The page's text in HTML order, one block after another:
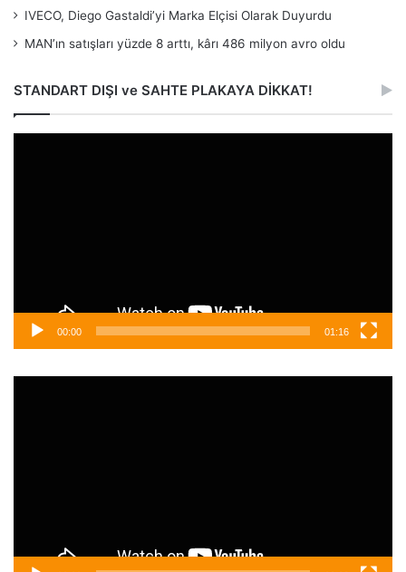
IVECO, Diego Gastaldi’yi Marka Elçisi Olarak Duyurdu
MAN’ın satışları yüzde 8 arttı, kârı 486 milyon avro oldu
STANDART DIŞI ve SAHTE PLAKAYA DİKKAT!
00:00 01:16